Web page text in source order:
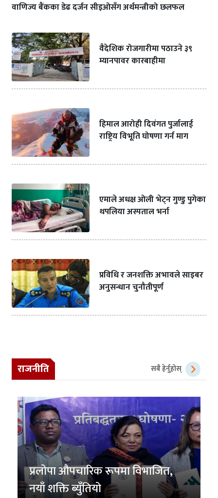
वाणिज्य बैंकका डेढ दर्जन सीइओसँग अर्थमन्त्रीको छलफल
वैदेशिक रोजगारीमा पठाउने ३९
म्यानपावर कारबाहीमा
हिमाल आरोही दिवंगत पुर्जालाई
राष्ट्रिय विभूति घोषणा गर्न माग
एमाले अधक्ष ओली भेट्न गुण्डु पुगेका
थपलिया अस्पताल भर्ना
प्रविधि र जनशक्ति अभावले साइबर
अनुसन्धान चुनौतीपूर्ण
राजनीति सबै हेर्नुहोस्
प्रलोपा औपचारिक रूपमा विभाजित,
नयाँ शक्ति ब्युँतियो